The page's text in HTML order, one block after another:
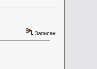
Записан